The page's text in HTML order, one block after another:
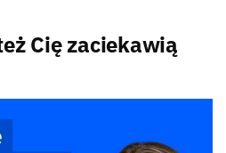
Cię zaciekawią